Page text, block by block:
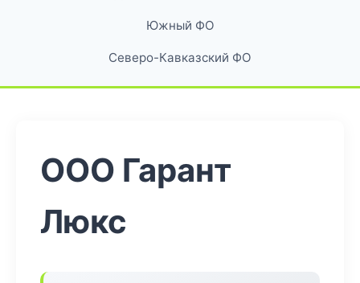
Южный ФО
Северо-Кавказский ФО
ООО Гарант
Люкс